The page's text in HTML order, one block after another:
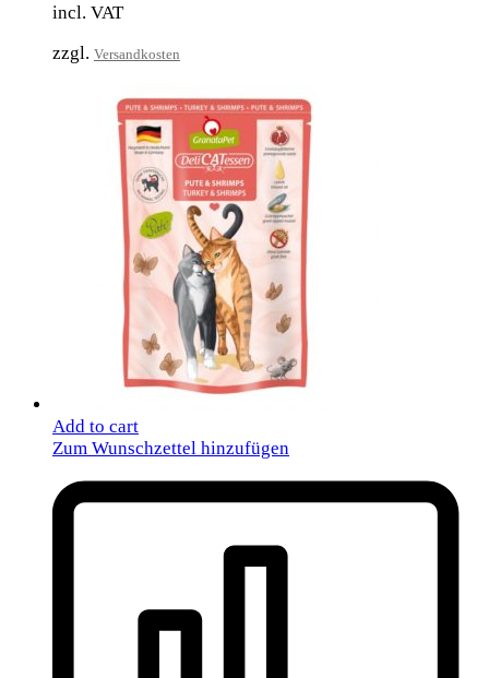
incl. VAT
zzgl. Versandkosten
Add to cart
Zum Wunschzettel hinzufügen